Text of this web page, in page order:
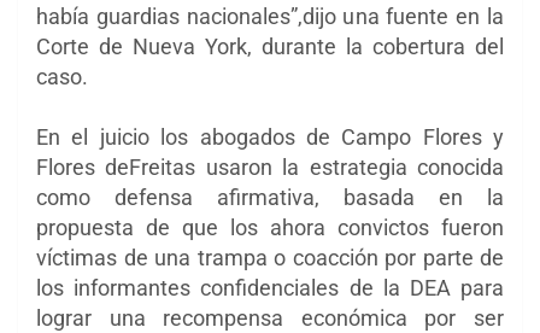
había guardias nacionales”,dijo una fuente en la
Corte de Nueva York, durante la cobertura del
caso.
En el juicio los abogados de Campo Flores y
Flores deFreitas usaron la estrategia conocida
como defensa afirmativa, basada en la
propuesta de que los ahora convictos fueron
víctimas de una trampa o coacción por parte de
los informantes confidenciales de la DEA para
lograr una recompensa económica por ser